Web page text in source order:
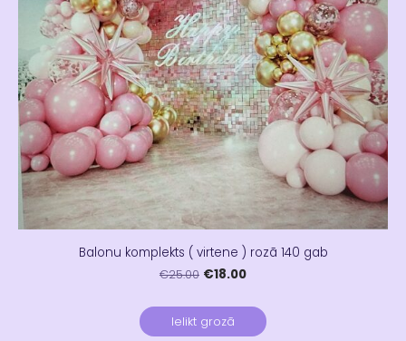
Balonu komplekts ( virtene ) rozā 140 gab
€25.00 €18.00
Ielikt grozā